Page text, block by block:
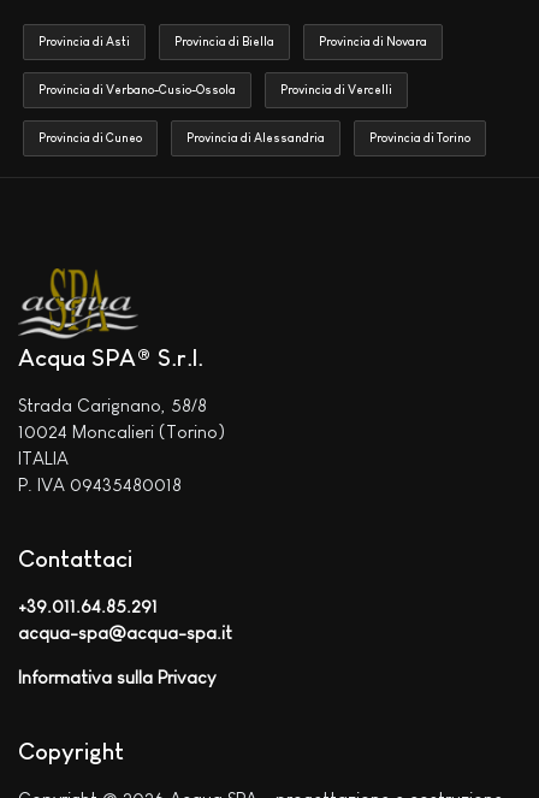
Provincia di Asti Provincia di Biella Provincia di Novara
Provincia di Verbano-Cusio-Ossola Provincia di Vercelli
Provincia di Cuneo Provincia di Alessandria Provincia di Torino
Acqua SPA® S.r.l.
Strada Carignano, 58/8
10024 Moncalieri (Torino)
ITALIA
P. IVA 09435480018
Contattaci
+39.011.64.85.291
acqua-spa@acqua-spa.it
Informativa sulla Privacy
Copyright